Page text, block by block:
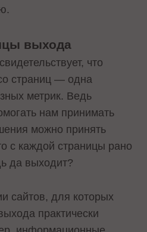
выхода
что
страниц — одна
метрик. Ведь
нам принимать
можно принять
с каждой страницы рано
да выходит?
сайтов, для которых
практически